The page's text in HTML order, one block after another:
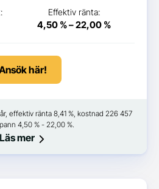
Effektiv ränta:
4,50 % – 22,00 %
här!
effektiv ränta 8,41 %, kostnad 226 457
4,50 % - 22,00 %.
Läs mer